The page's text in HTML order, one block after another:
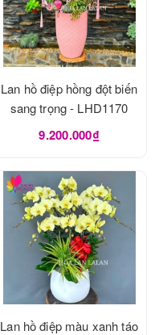
Lan hồ điệp hồng đột biến
sang trọng - LHD1170
9.200.000₫
Lan hồ điệp màu xanh táo